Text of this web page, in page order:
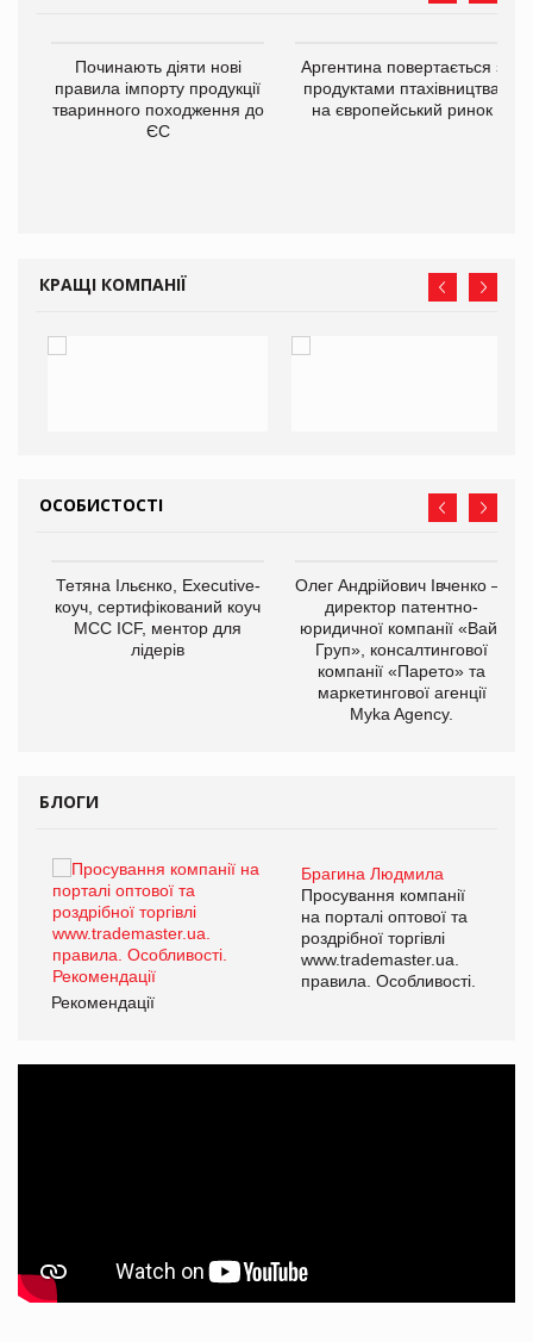
Починають діяти нові
правила імпорту продукції
тваринного походження до
ЄС
Аргентина повертається з
продуктами птахівництва
на європейський ринок
КРАЩІ КОМПАНІЇ
ОСОБИСТОСТІ
Тетяна Ільєнко, Executive-
коуч, сертифікований коуч
МСС ICF, ментор для
лідерів
Олег Андрійович Івченко —
директор патентно-
юридичної компанії «Вайз
Груп», консалтингової
компанії «Парето» та
маркетингової агенції
Myka Agency.
БЛОГИ
Брагина Людмила
Просування компанії
на порталі оптової та
роздрібної торгівлі
www.trademaster.ua.
правила. Особливості.
Рекомендації